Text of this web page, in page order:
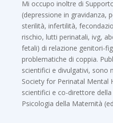
Mi occupo inoltre di
(depressione in gravidanza,
sterilità, infertilità,
rischio, lutti perinatali, ivg,
fetali) di relazione genitori-
problematiche di coppia.
scientifici e divulgativi, sono
Society for Perinatal Mental
scientifici e co-direttore
Psicologia della Maternità